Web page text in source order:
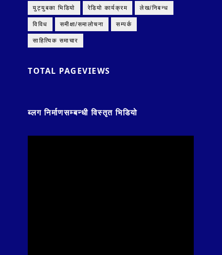
युट्युबका भिडियाे रेडियो कार्यक्रम लेख/निबन्ध
विविध समीक्षा/समालोचना सम्पर्क
साहित्यिक समाचार
TOTAL PAGEVIEWS
ब्लग निर्माणसम्बन्धी विस्तृत भिडियो